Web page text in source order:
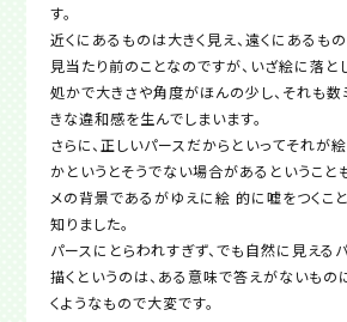
す。
近くにあるものは大きく見え、遠くにあるも
見当たり前のことなのですが、いざ絵に落と
処かで大きさや角度がほんの少し、それも
きな違和感を生んでしまいます。
さらに、正しいパースだからといってそれが
かというとそうでない場合があるということ
メの背景であるがゆえに絵 的に嘘をつくこ
知りました。
パースにとらわれすぎず、でも自然に見える
描くというのは、ある意味で答えがないもの
くようなもので大変です。